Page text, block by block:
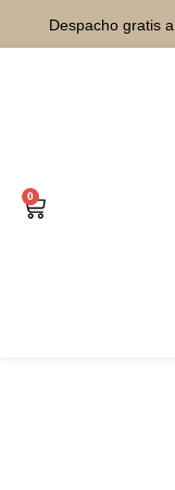
Despacho gratis
0